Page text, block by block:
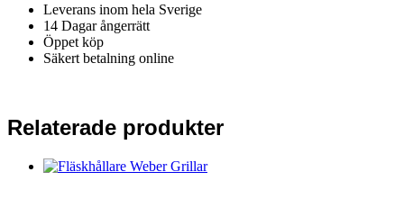
Leverans inom hela Sverige
14 Dagar ångerrätt
Öppet köp
Säkert betalning online
Relaterade produkter